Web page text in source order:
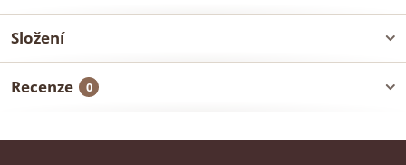
Složení
Recenze 0